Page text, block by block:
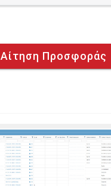
Αίτηση Προσφοράς